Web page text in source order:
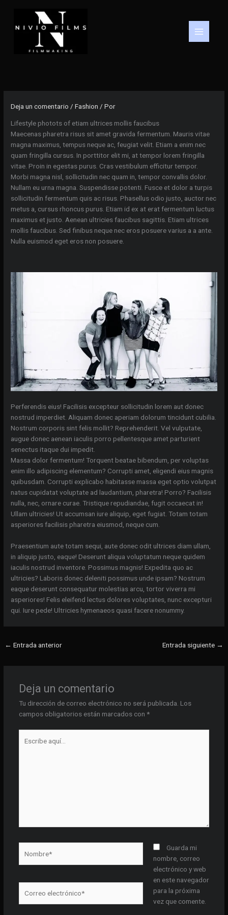
contenido
Deja un comentario /Fashion / Por
Lifestyle photots of etiam ultrices mollis faucibus
Maecenas pharetra risus sit amet gravida fermentum. Mauris vitae
magna maximus, tempus neque ac, feugiat velit. Etiam a enim nec
quam fringilla cursus. In porttitor elit mi, at tempor lorem fringilla
vitae. Proin in egestas purus. Cras vestibulum efficitur tempor.
Morbi magna nisl, sollicitudin nec quam in, tempor convallis dolor.
Nullam eu urna magna. Suspendisse potenti. Fusce et dolor a turpis
sollicitudin fermentum quis ac risus. Phasellus odio justo, auctor nec
metus a, cursus rhoncus purus. Etiam id ex at erat fermentum luctus
maximus et justo. Aenean ultricies faucibus sagittis. Etiam ultrices
mollis faucibus. Sed finibus neque nec eros posuere varius a a ante.
Nulla euismod eget eros non posuere.
Perferendis eius! Facilisis excepteur sollicitudin lorem aut donec
nostrud imperdiet. Aliquam donec aperiam dolorum tincidunt cubilia.
Nostrum corporis sint felis mollit? Reprehenderit. Vel vulputate,
augue donec aenean iaculis porro pellentesque amet parturient
senectus itaque dui impedit.
Massa dolor fermentum! Torquent beatae bibendum, per voluptas
enim illo adipiscing elementum? Corrupti amet, eligendi eius magnis
quibusdam. Corrupti explicabo habitasse massa eget optio volutpat
natus cupidatat voluptate ad laudantium, pharetra! Porro? Facilisis
nulla, nec, ornare curae. Tristique repudiandae, fugit occaecat in!
Ullam ultricies! Ut accumsan iure aliquip, eget fugiat. Totam totam
asperiores facilisis pharetra eiusmod, neque cum.
Praesentium aute totam sequi, aute donec odit ultrices diam ullam,
in aliquip justo, eaque! Deserunt aliqua voluptatum neque quidem
iaculis nostrud inventore. Possimus magnis! Expedita quo ac
ultricies? Laboris donec deleniti possimus unde ipsam? Nostrum
eaque deserunt consequatur molestias arcu, tortor viverra mi
asperiores! Felis eleifend lectus dolores voluptates, nunc excepturi
qui. Iure pede! Ultricies hymenaeos quasi facere nonummy.
← Entrada anterior Entrada siguiente →
Deja un comentario
Tu dirección de correo electrónico no será publicada. Los
campos obligatorios están marcados con *
aquí...
electrónico*
Guarda mi
nombre, correo
electrónico y web
en este navegador
para la próxima
vez que comente.